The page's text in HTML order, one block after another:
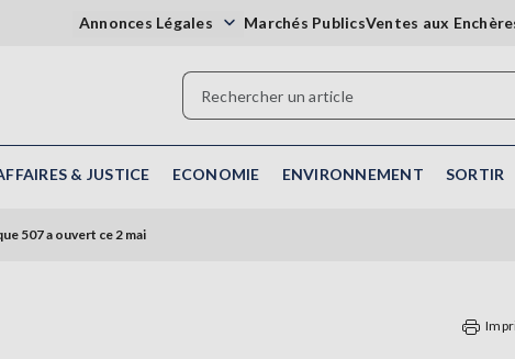
Annonces Légales Marchés PublicsVentes aux
& JUSTICE ECONOMIE ENVIRONNEMENT SORTIR
507 a ouvert ce 2 mai